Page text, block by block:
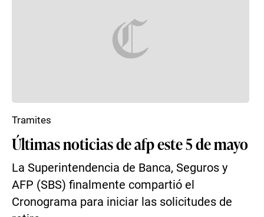
Últimas noticias de afp este 5 de mayo
La Superintendencia de Banca, Seguros y
AFP (SBS) finalmente compartió el
Cronograma para iniciar las solicitudes de
Tramites